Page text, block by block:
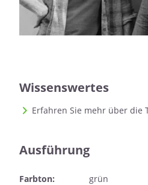
Wissenswertes
Erfahren Sie mehr über die
Ausführung
Farbton: grün